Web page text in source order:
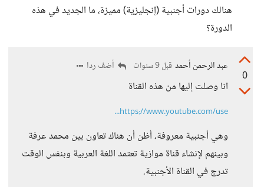
هنالك دورات أجنبية (إنجليزية) مميزة، ما الجديد في هذه
الدورة؟
0
عبد الرحمن أحمد قبل 9 سنوات أضف ردا
انا وصلت إليها من هذه القناة
https://www.youtube.com/use...
وهي أجنبية معروفة، أظن أن هناك تعاون بين محمد عرفة
وبينهم لإنشاء قناة موازية تعتمد اللغة العربية وبنفس الوقت
تدرج في القناة الأجنبية.